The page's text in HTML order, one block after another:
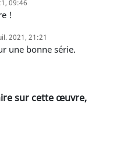
09:46
!
2021, 21:21
sur cette œuvre,